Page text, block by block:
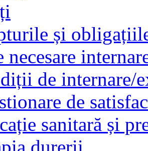
și
necesare
de internare/
de
sanitară și